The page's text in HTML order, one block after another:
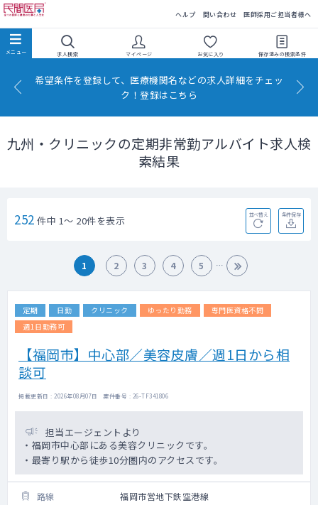
ヘルプ 問い合わせ 医師採用ご担当者様へ
求人検索 マイページ お気に入り 保存済みの検索条件
希望条件を登録して、医療機関名などの求人詳細をチェッ
ク！登録はこちら
九州・クリニックの定期非常勤アルバイト求人検
索結果
252 件中 1～ 20件を表示 並べ替え 条件保存
1 2 3 4 5
定期 日勤 クリニック ゆったり勤務
専門医資格不問
週1日勤務可
【福岡市】中心部／美容皮膚／週1日から相
談可
掲載更新日 : 2026年08月07日 案件番号 : 26-TF341806
担当エージェントより
・福岡市中心部にある美容クリニックです。
・最寄り駅から徒歩10分圏内のアクセスです。
路線 福岡市営地下鉄空港線